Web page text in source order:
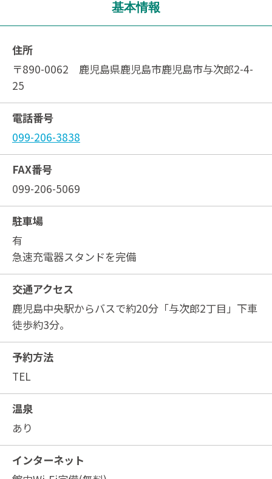
基本情報
住所
〒890-0062 鹿児島県鹿児島市鹿児島市与次郎2-4-
25
電話番号
099-206-3838
FAX番号
099-206-5069
駐車場
有
急速充電器スタンドを完備
交通アクセス
鹿児島中央駅からバスで約20分「与次郎2丁目」下車
徒歩約3分。
予約方法
TEL
温泉
あり
インターネット